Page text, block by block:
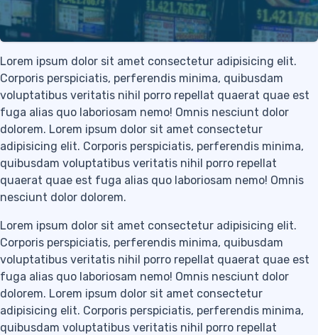
Lorem ipsum dolor sit amet consectetur adipisicing elit.
Corporis perspiciatis, perferendis minima, quibusdam
voluptatibus veritatis nihil porro repellat quaerat quae est
fuga alias quo laboriosam nemo! Omnis nesciunt dolor
dolorem. Lorem ipsum dolor sit amet consectetur
adipisicing elit. Corporis perspiciatis, perferendis minima,
quibusdam voluptatibus veritatis nihil porro repellat
quaerat quae est fuga alias quo laboriosam nemo! Omnis
nesciunt dolor dolorem.
Lorem ipsum dolor sit amet consectetur adipisicing elit.
Corporis perspiciatis, perferendis minima, quibusdam
voluptatibus veritatis nihil porro repellat quaerat quae est
fuga alias quo laboriosam nemo! Omnis nesciunt dolor
dolorem. Lorem ipsum dolor sit amet consectetur
adipisicing elit. Corporis perspiciatis, perferendis minima,
quibusdam voluptatibus veritatis nihil porro repellat